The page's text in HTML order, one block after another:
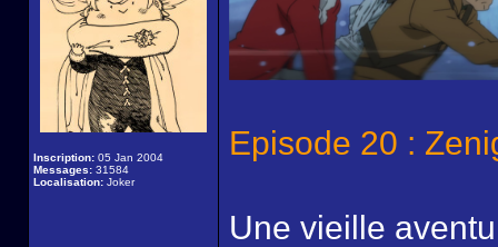
Inscription: 05 Jan 2004
Messages: 31584
Localisation: Joker
Episode 20 :
Une vieille